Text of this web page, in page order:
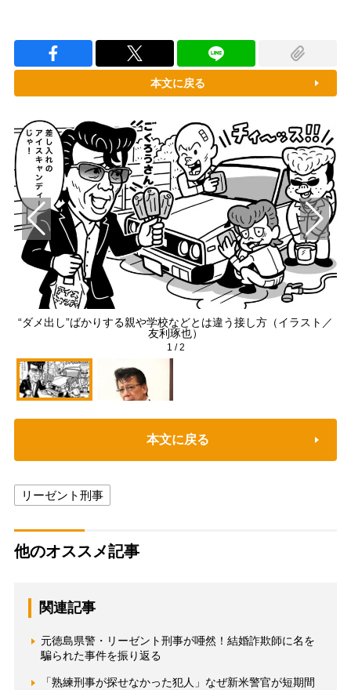
本文に戻る
“ダメ出し”ばかりする親や学校などとは違う接し方（イラスト／
友利琢也）
1 /2
本文に戻る
リーゼント刑事
他のオススメ記事
関連記事
元徳島県警・リーゼント刑事が唖然！結婚詐欺師に名を
騙られた事件を振り返る
「熟練刑事が探せなかった犯人」なぜ新米警官が短期間